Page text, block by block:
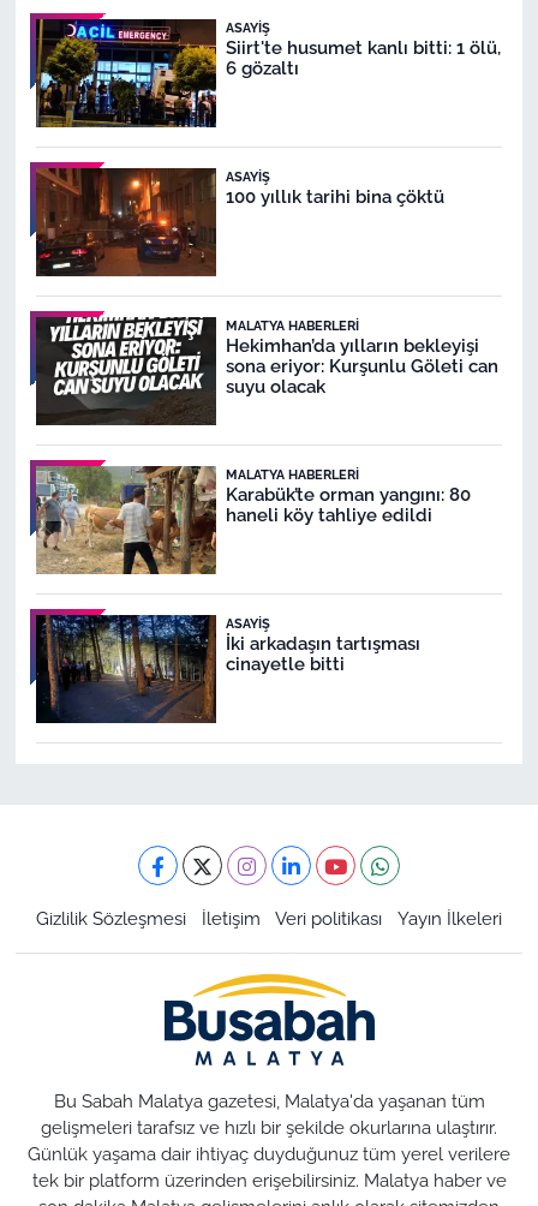
ASAYIŞ
Siirt'te husumet kanlı bitti: 1 ölü,
6 gözaltı
ASAYIŞ
100 yıllık tarihi bina çöktü
MALATYA HABERLERI
Hekimhan’da yılların bekleyişi
sona eriyor: Kurşunlu Göleti can
suyu olacak
MALATYA HABERLERI
Karabük’te orman yangını: 80
haneli köy tahliye edildi
ASAYIŞ
İki arkadaşın tartışması
cinayetle bitti
Gizlilik Sözleşmesi İletişim Veri politikası Yayın İlkeleri
Bu Sabah Malatya gazetesi, Malatya'da yaşanan tüm
gelişmeleri tarafsız ve hızlı bir şekilde okurlarına ulaştırır.
Günlük yaşama dair ihtiyaç duyduğunuz tüm yerel verilere
tek bir platform üzerinden erişebilirsiniz. Malatya haber ve